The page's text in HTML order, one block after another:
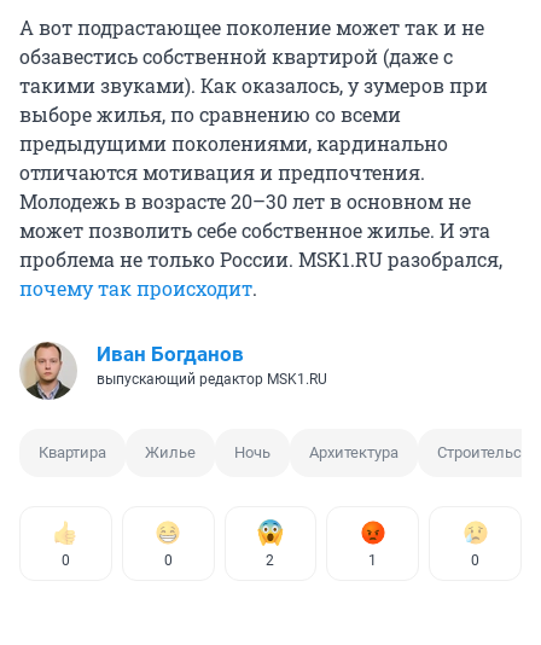
А вот подрастающее поколение может так и не
обзавестись собственной квартирой (даже с
такими звуками). Как оказалось, у зумеров при
выборе жилья, по сравнению со всеми
предыдущими поколениями, кардинально
отличаются мотивация и предпочтения.
Молодежь в возрасте 20–30 лет в основном не
может позволить себе собственное жилье. И эта
проблема не только России. MSK1.RU разобрался,
почему так происходит.
Иван Богданов
выпускающий редактор MSK1.RU
Квартира Жилье Ночь Архитектура
0 0 2 1 0